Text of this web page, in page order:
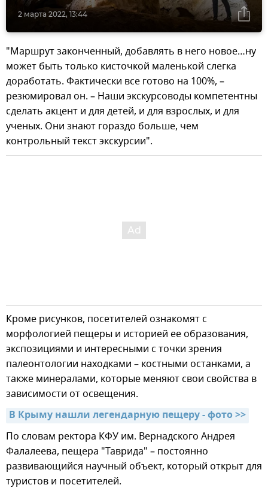
2 марта 2022, 13:44
"Маршрут законченный, добавлять в него новое…ну
может быть только кисточкой маленькой слегка
доработать. Фактически все готово на 100%, –
резюмировал он. – Наши экскурсоводы компетентны
сделать акцент и для детей, и для взрослых, и для
ученых. Они знают гораздо больше, чем
контрольный текст экскурсии".
Кроме рисунков, посетителей ознакомят с
морфологией пещеры и историей ее образования,
экспозициями и интересными с точки зрения
палеонтологии находками – костными останками, а
также минералами, которые меняют свои свойства в
зависимости от освещения.
В Крыму нашли легендарную пещеру - фото >>
По словам ректора КФУ им. Вернадского Андрея
Фалалеева, пещера "Таврида" – постоянно
развивающийся научный объект, который открыт для
туристов и посетителей.